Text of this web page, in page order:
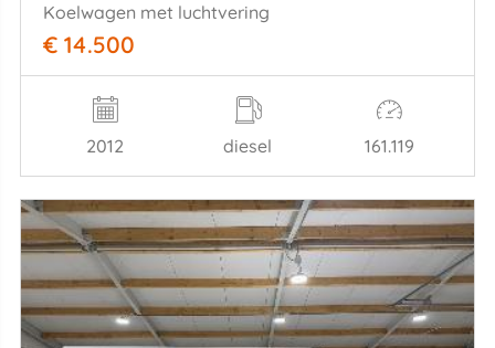
Koelwagen met luchtvering
€ 14.500
2012 diesel 161.119